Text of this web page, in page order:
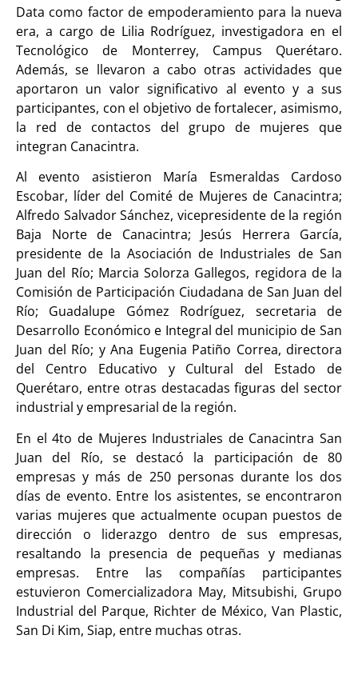
Data como factor de empoderamiento para la nueva
era, a cargo de Lilia Rodríguez, investigadora en el
Tecnológico de Monterrey, Campus Querétaro.
Además, se llevaron a cabo otras actividades que
aportaron un valor significativo al evento y a sus
participantes, con el objetivo de fortalecer, asimismo,
la red de contactos del grupo de mujeres que
integran Canacintra.
Al evento asistieron María Esmeraldas Cardoso
Escobar, líder del Comité de Mujeres de Canacintra;
Alfredo Salvador Sánchez, vicepresidente de la región
Baja Norte de Canacintra; Jesús Herrera García,
presidente de la Asociación de Industriales de San
Juan del Río; Marcia Solorza Gallegos, regidora de la
Comisión de Participación Ciudadana de San Juan del
Río; Guadalupe Gómez Rodríguez, secretaria de
Desarrollo Económico e Integral del municipio de San
Juan del Río; y Ana Eugenia Patiño Correa, directora
del Centro Educativo y Cultural del Estado de
Querétaro, entre otras destacadas figuras del sector
industrial y empresarial de la región.
En el 4to de Mujeres Industriales de Canacintra San
Juan del Río, se destacó la participación de 80
empresas y más de 250 personas durante los dos
días de evento. Entre los asistentes, se encontraron
varias mujeres que actualmente ocupan puestos de
dirección o liderazgo dentro de sus empresas,
resaltando la presencia de pequeñas y medianas
empresas. Entre las compañías participantes
estuvieron Comercializadora May, Mitsubishi, Grupo
Industrial del Parque, Richter de México, Van Plastic,
San Di Kim, Siap, entre muchas otras.